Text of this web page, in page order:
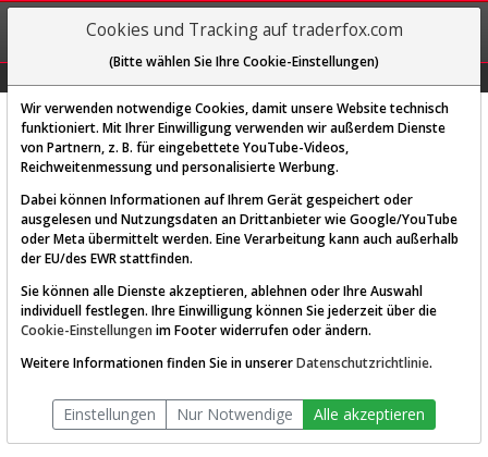
REGIS-
TRIEREN
Diese Funktion ist nur für
AKTIEN-TERMINAL
Die Aktienanalyse-Plattform von
TraderFox
Cookies und Tracking auf traderfox.com
(Bitte wählen Sie Ihre Cookie-Einstellungen)
Wir verwenden notwendige Cookies, damit unsere Website technisch
funktioniert. Mit Ihrer Einwilligung verwenden wir außerdem Dienste
von Partnern, z. B. für eingebettete YouTube-Videos,
Reichweitenmessung und personalisierte Werbung.
Dabei können Informationen auf Ihrem Gerät gespeichert oder
ausgelesen und Nutzungsdaten an Drittanbieter wie Google/YouTube
oder Meta übermittelt werden. Eine Verarbeitung kann auch außerhalb
der EU/des EWR stattfinden.
Sie können alle Dienste akzeptieren, ablehnen oder Ihre Auswahl
individuell festlegen. Ihre Einwilligung können Sie jederzeit über die
Cookie-Einstellungen im Footer widerrufen oder ändern.
Weitere Informationen finden Sie in unsererDatenschutzrichtlinie.
Einstellungen Nur Notwendige Alle akzeptieren